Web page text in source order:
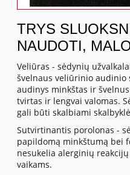
TRYS
NAUDOTI,
Veliūras - sėdynių
švelnaus veliūrinio audinio
audinys minkštas ir
tvirtas ir lengvai valomas.
gali būti skalbiami
Sutvirtinantis porolonas -
papildomą minkštumą bei
nesukelia alerginių
vaikams.